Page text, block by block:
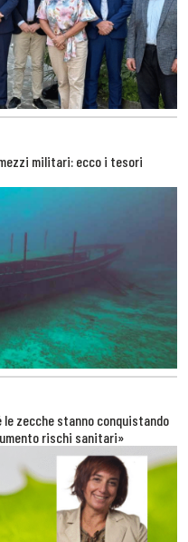
militari: ecco i tesori
zecche stanno conquistando
rischi sanitari»